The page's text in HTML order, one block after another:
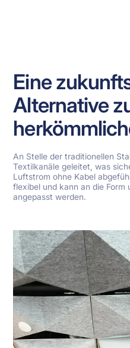
Eine
Alternative
An Stelle der traditionellen
Textilkanäle geleitet, was
Luftstrom ohne Kabel
flexibel und kann an die Form
angepasst werden.